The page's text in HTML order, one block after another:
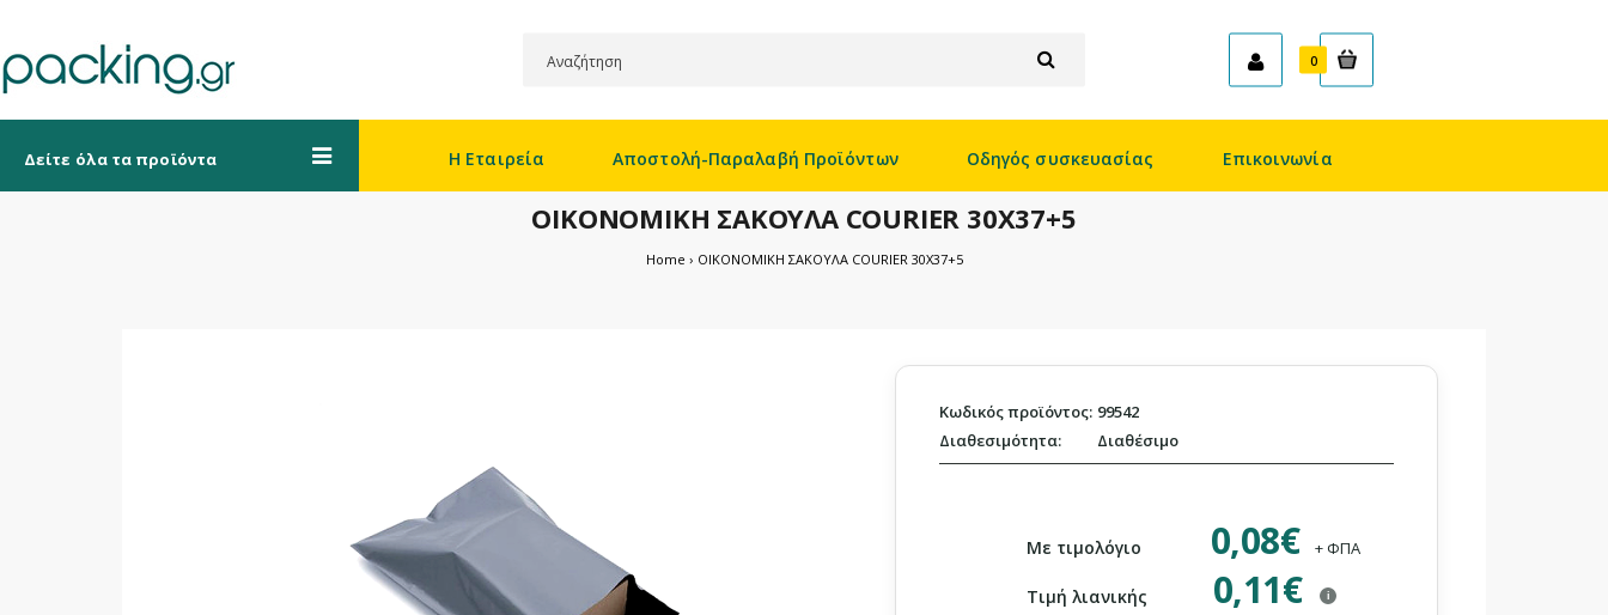
0
Δείτε όλα τα προϊόντα Η Εταιρεία Αποστολή-Παραλαβή Προϊόντων Οδηγός συσκευασίας Επικοινωνία
ΟΙΚΟΝΟΜΙΚΗ ΣΑΚΟΥΛΑ COURIER 30X37+5
Home ΟΙΚΟΝΟΜΙΚΗ ΣΑΚΟΥΛΑ COURIER 30X37+5
Κωδικός προϊόντος: 99542
Διαθεσιμότητα:
Διαθέσιμο
Με τιμολόγιο 0,08€ + ΦΠΑ
Τιμή λιανικής 0,11€ i